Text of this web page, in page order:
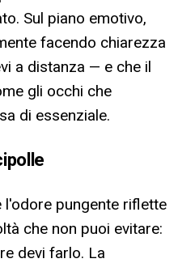
Sul piano emotivo,
facendo chiarezza
a distanza — e che il
gli occhi che
di essenziale.
l'odore pungente riflette
che non puoi evitare:
devi farlo. La